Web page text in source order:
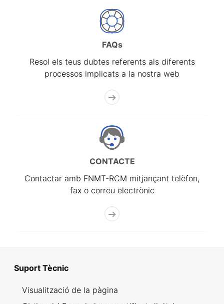
FAQs
Resol els teus dubtes referents als diferents
processos implicats a la nostra web
CONTACTE
Contactar amb FNMT-RCM mitjançant telèfon,
fax o correu electrònic
Suport Tècnic
Visualització de la pàgina